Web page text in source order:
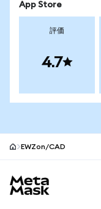
App Store
評価
4.7
EWZon/CAD